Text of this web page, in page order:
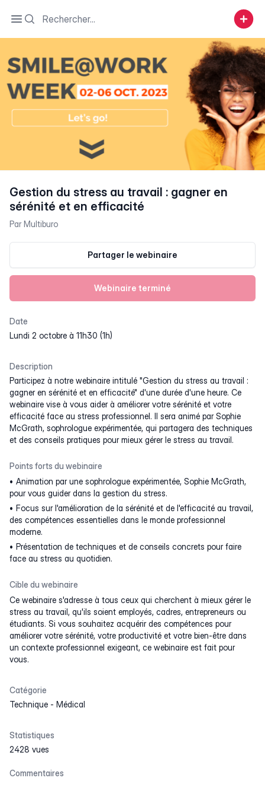
Open sidebar
Search
Gestion du stress au travail : gagner en
sérénité et en efficacité
ParMultiburo
Partager le webinaire
Webinaire terminé
Date
lundi 2 octobre à 11h30 (1h)
Description
Participez à notre webinaire intitulé "Gestion du stress au travail :
gagner en sérénité et en efficacité" d'une durée d'une heure. Ce
webinaire vise à vous aider à améliorer votre sérénité et votre
efficacité face au stress professionnel. Il sera animé par Sophie
McGrath, sophrologue expérimentée, qui partagera des techniques
et des conseils pratiques pour mieux gérer le stress au travail.
Points forts du webinaire
Animation par une sophrologue expérimentée, Sophie McGrath,
pour vous guider dans la gestion du stress.
Focus sur l'amélioration de la sérénité et de l'efficacité au travail,
des compétences essentielles dans le monde professionnel
moderne.
Présentation de techniques et de conseils concrets pour faire
face au stress au quotidien.
Cible du webinaire
Ce webinaire s'adresse à tous ceux qui cherchent à mieux gérer le
stress au travail, qu'ils soient employés, cadres, entrepreneurs ou
étudiants. Si vous souhaitez acquérir des compétences pour
améliorer votre sérénité, votre productivité et votre bien-être dans
un contexte professionnel exigeant, ce webinaire est fait pour
vous.
Catégorie
Technique - Médical
Statistiques
2428 vues
Commentaires